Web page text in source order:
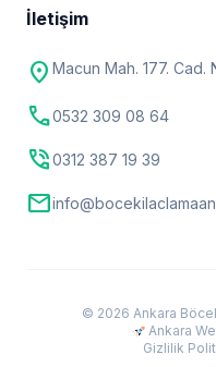
İletişim
location_on Macun Mah. 177. Cad.
call0532 309 08 64
phone_in_talk0312 387 19 39
mail
© 2026 Ankara
Ankara
Gizlilik